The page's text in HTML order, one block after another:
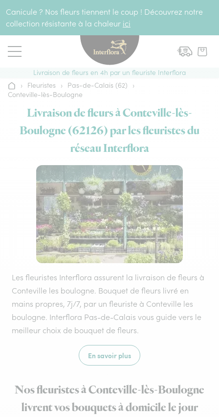
Canicule ? Nos fleurs tiennent le coup ! Découvrez notre
collection résistante à la chaleur ici
Livraison de fleurs en 4h par un fleuriste Interflora
Accueil
› Fleuristes › Pas-de-Calais (62)
›
Conteville-lès-Boulogne
Livraison de fleurs à Conteville-lès-
Boulogne (62126) par les fleuristes du
réseau Interflora
Les fleuristes Interflora assurent la livraison de fleurs à
Conteville les boulogne. Bouquet de fleurs livré en
mains propres, 7j/7, par un fleuriste à Conteville les
boulogne. Interflora Pas-de-Calais vous guide vers le
meilleur choix de bouquet de fleurs.
En savoir plus
Nos fleuristes à Conteville-lès-Boulogne
livrent vos bouquets à domicile le jour